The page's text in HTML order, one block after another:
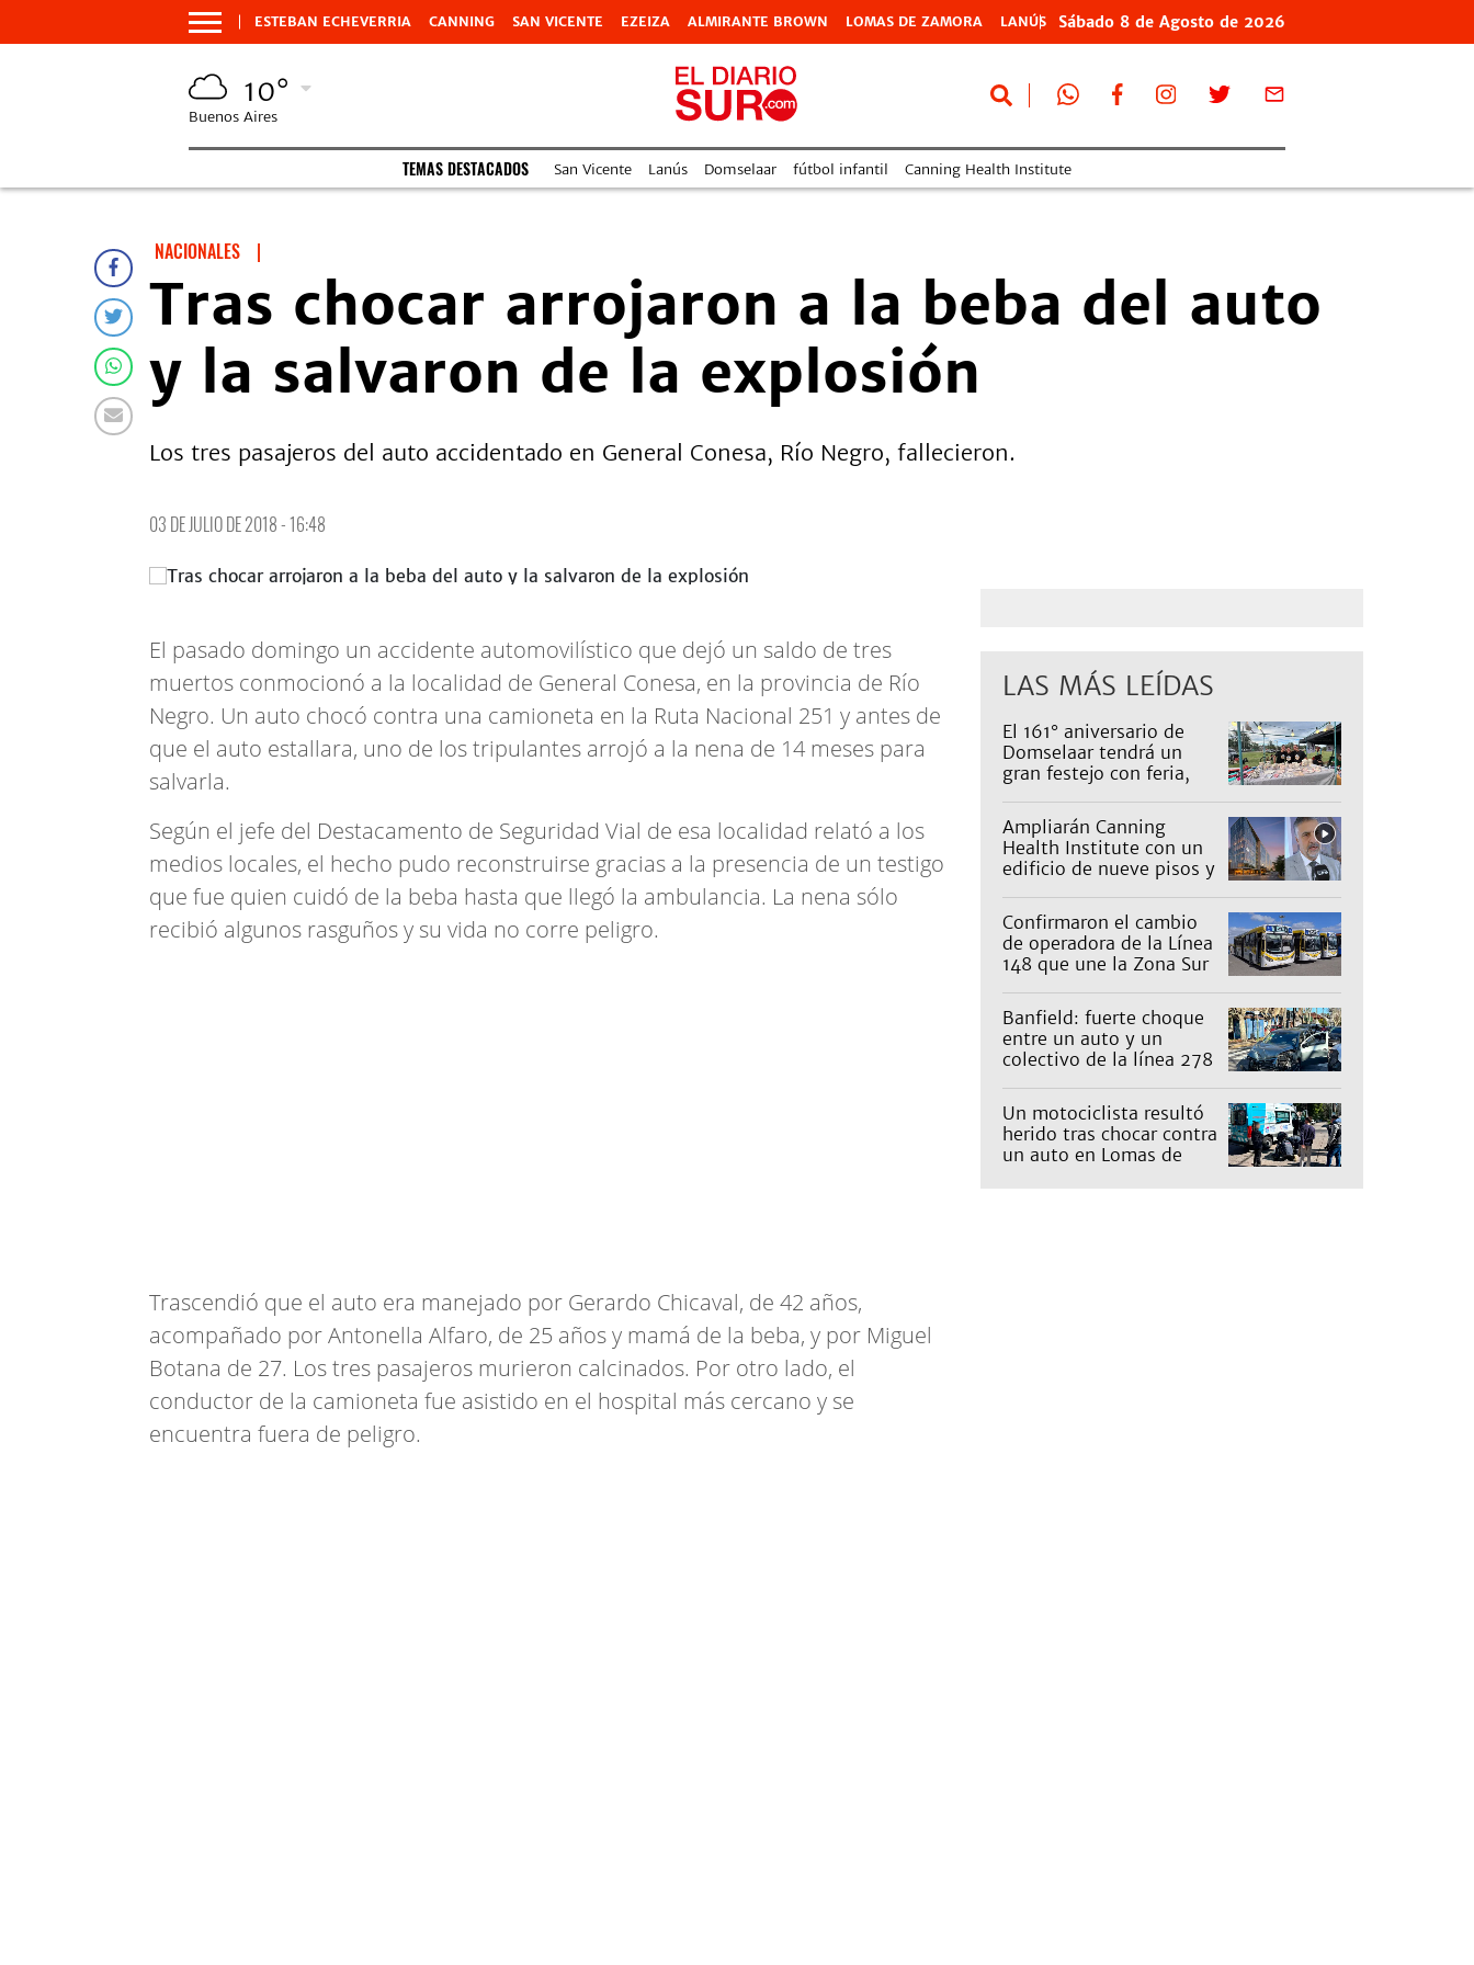
ESTEBAN ECHEVERRIA CANNING SAN VICENTE EZEIZA ALMIRANTE BROWN LOMAS DE ZAMORA LANÚS Sábado 8 de Agosto de 2026
10°
Buenos Aires
TEMAS DESTACADOS San Vicente Lanús Domselaar fútbol infantil Canning Health Institute
NACIONALES |
Tras chocar arrojaron a la beba del auto
y la salvaron de la explosión
Los tres pasajeros del auto accidentado en General Conesa, Río Negro, fallecieron.
03 DE JULIO DE 2018 - 16:48
El pasado domingo un accidente automovilístico que dejó un saldo de tres
muertos conmocionó a la localidad de General Conesa, en la provincia de Río
Negro. Un auto chocó contra una camioneta en la Ruta Nacional 251 y antes de
que el auto estallara, uno de los tripulantes arrojó a la nena de 14 meses para
salvarla.
Según el jefe del Destacamento de Seguridad Vial de esa localidad relató a los
medios locales, el hecho pudo reconstruirse gracias a la presencia de un testigo
que fue quien cuidó de la beba hasta que llegó la ambulancia. La nena sólo
recibió algunos rasguños y su vida no corre peligro.
Trascendió que el auto era manejado por Gerardo Chicaval, de 42 años,
acompañado por Antonella Alfaro, de 25 años y mamá de la beba, y por Miguel
Botana de 27. Los tres pasajeros murieron calcinados. Por otro lado, el
conductor de la camioneta fue asistido en el hospital más cercano y se
encuentra fuera de peligro.
LAS MÁS LEÍDAS
El 161° aniversario de
Domselaar tendrá un
gran festejo con feria,
propuestas para niños
Ampliarán Canning
Health Institute con un
edificio de nueve pisos y
millones
Confirmaron el cambio
de operadora de la Línea
148 que une la Zona Sur
los recorridos
Banfield: fuerte choque
entre un auto y un
colectivo de la línea 278
Un motociclista resultó
herido tras chocar contra
un auto en Lomas de